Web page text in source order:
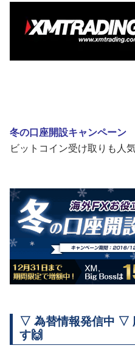
冬の口座開設キャンペーン
ビットコイン受け取りも人
▽ 為替情報発信中 ▽
す🙌